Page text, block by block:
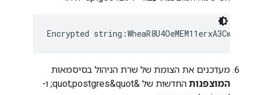
Encrypted string:WheaR8U4OeMEM11erxA3Cw==
מעדכנים את הצומת של שרת הניהול בסיסמאות
המוצפנות
החדשות של &quot;postgres&quot; ו-